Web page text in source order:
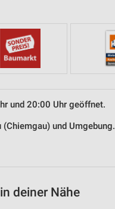
und 20:00 Uhr geöffnet.
und Umgebung.
deiner Nähe